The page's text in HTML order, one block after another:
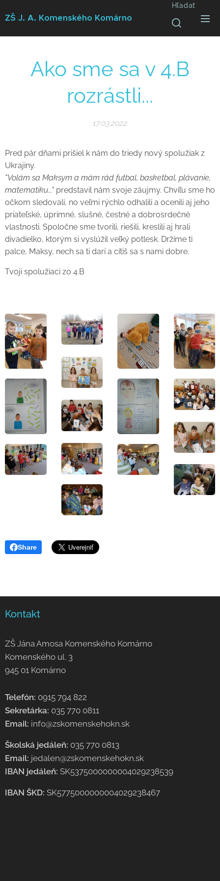
ZŠ J. A. Komenského Komárno
Hľadať
Ako sme sa v 4.B
rozrástli...
17.03.2022
Pred pár dňami prišiel k nám do triedy nový spolužiak z
Ukrajiny.
"Volám sa Maksym a mám rád futbal, basketbal, plávanie,
matematiku..." predstavil nám svoje záujmy. Chvíľu sme ho
očkom sledovali, no veľmi rýchlo odhalili a ocenili aj jeho
priateľské, úprimné, slušné, čestné a dobrosrdečné
vlastnosti. Spoločne sme tvorili, riešili, kreslili aj hrali
divadielko, ktorým si vyslúžil veľký potlesk. Držíme ti
palce, Maksy, nech sa ti darí a cítiš sa s nami dobre.
Tvoji spolužiaci zo 4.B
Share
Kontakt
ZŠ Jána Amosa Komenského Komárno
Komenského ul. 3
945 01 Komárno
Telefón: 0915 794 822
Sekretárka: 035 770 0811
Email: info@zskomenskehokn.sk
Školská jedáleň: 035 770 0813
Email: jedalen@zskomenskehokn.sk
IBAN jedáleň: SK5375000000004029238539
IBAN ŠKD: SK5775000000004029238467